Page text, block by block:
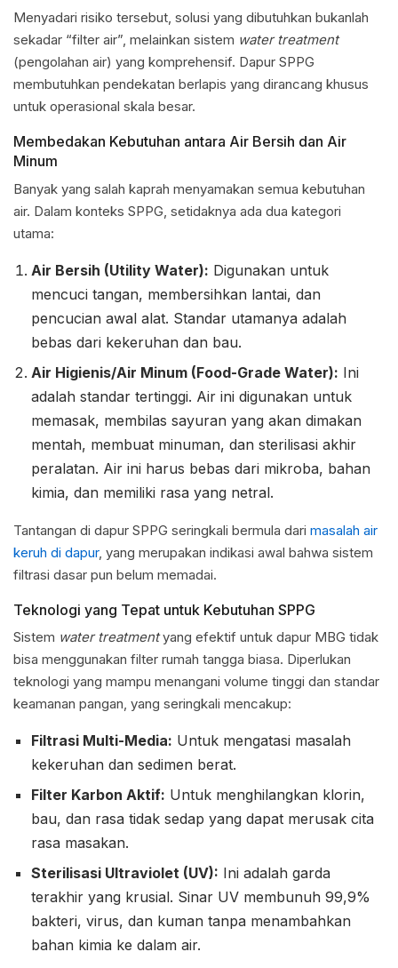
Menyadari risiko tersebut, solusi yang dibutuhkan bukanlah
sekadar “filter air”, melainkan sistem water treatment
(pengolahan air) yang komprehensif. Dapur SPPG
membutuhkan pendekatan berlapis yang dirancang khusus
untuk operasional skala besar.
Membedakan Kebutuhan antara Air Bersih dan Air
Minum
Banyak yang salah kaprah menyamakan semua kebutuhan
air. Dalam konteks SPPG, setidaknya ada dua kategori
utama:
Air Bersih (Utility Water): Digunakan untuk
mencuci tangan, membersihkan lantai, dan
pencucian awal alat. Standar utamanya adalah
bebas dari kekeruhan dan bau.
Air Higienis/Air Minum (Food-Grade Water): Ini
adalah standar tertinggi. Air ini digunakan untuk
memasak, membilas sayuran yang akan dimakan
mentah, membuat minuman, dan sterilisasi akhir
peralatan. Air ini harus bebas dari mikroba, bahan
kimia, dan memiliki rasa yang netral.
Tantangan di dapur SPPG seringkali bermula dari masalah air
keruh di dapur, yang merupakan indikasi awal bahwa sistem
filtrasi dasar pun belum memadai.
Teknologi yang Tepat untuk Kebutuhan SPPG
Sistem water treatmentyang efektif untuk dapur MBG tidak
bisa menggunakan filter rumah tangga biasa. Diperlukan
teknologi yang mampu menangani volume tinggi dan standar
keamanan pangan, yang seringkali mencakup:
Filtrasi Multi-Media: Untuk mengatasi masalah
kekeruhan dan sedimen berat.
Filter Karbon Aktif: Untuk menghilangkan klorin,
bau, dan rasa tidak sedap yang dapat merusak cita
rasa masakan.
Sterilisasi Ultraviolet (UV): Ini adalah garda
terakhir yang krusial. Sinar UV membunuh 99,9%
bakteri, virus, dan kuman tanpa menambahkan
bahan kimia ke dalam air.